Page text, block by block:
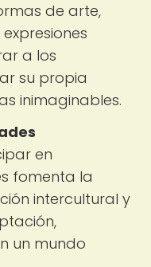
de arte,
a los
su propia
inimaginables.
en
fomenta la
intercultural y
un mundo